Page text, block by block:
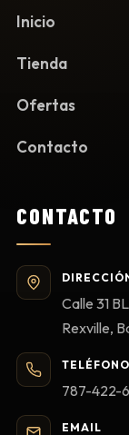
Inicio
Tienda
Ofertas
Contacto
CONTACTO
Calle 31
Rexville,
TELÉFONO
787-422-
EMAIL